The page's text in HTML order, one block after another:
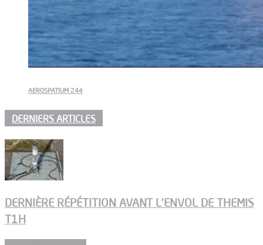
AEROSPATIUM 244
DERNIERS ARTICLES
DERNIÈRE RÉPÉTITION AVANT L’ENVOL DE THEMIS
T1H